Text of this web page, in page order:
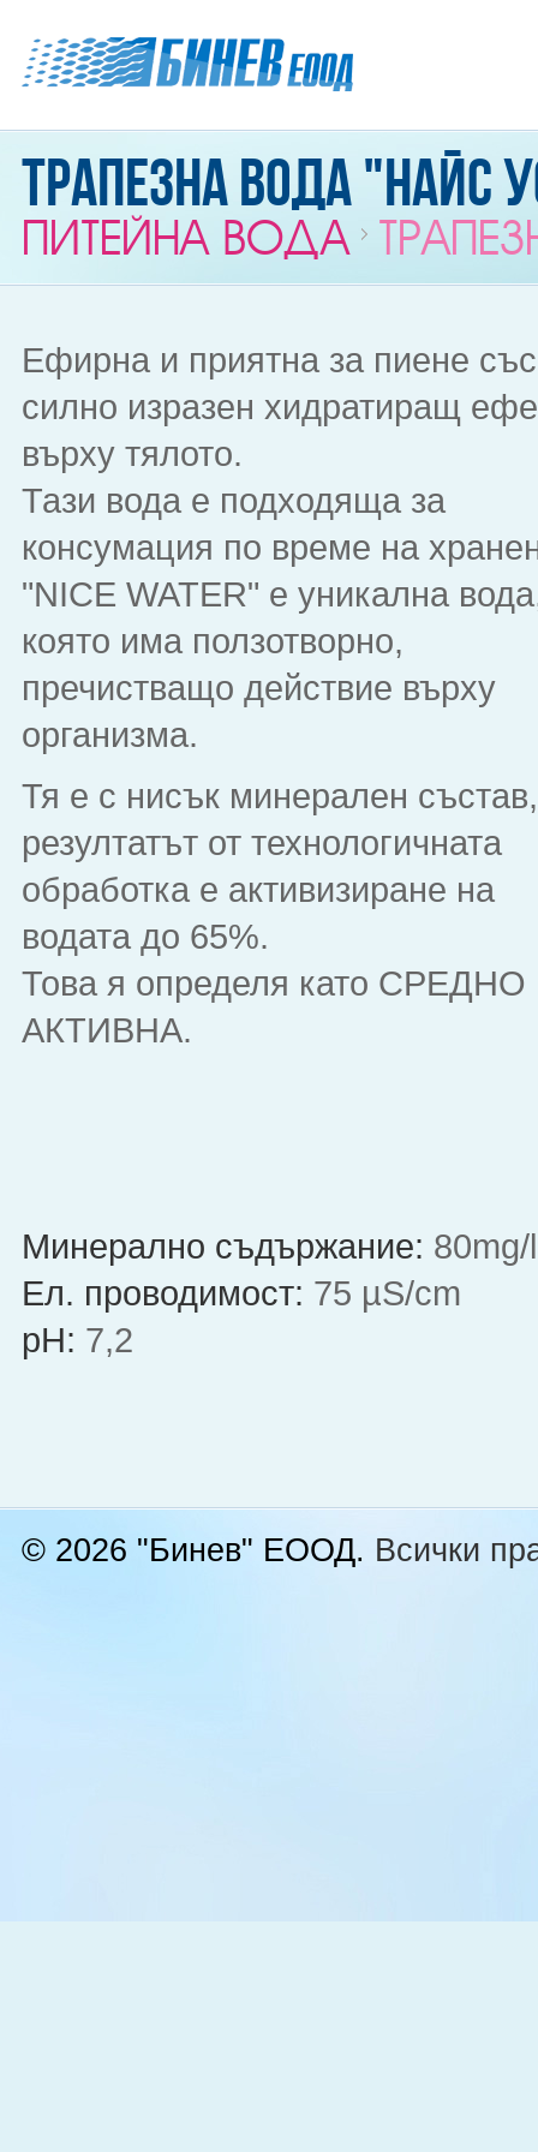
Трапезна вода "Найс
ПИТЕЙНА ВОДА
Eфирна и приятна за пиене със
силно изразен хидратиращ
върху тялото.
Тази вода е подходяща за
консумация по време на
"NICE WATER" е уникална
която има ползотворно,
пречистващо действие върху
организма.
Тя е с нисък минерален
резултатът от технологичната
обработка е активизиране на
водата до 65%.
Това я определя като СРЕДНО
АКТИВНА.
Минерално съдържание: 80mg/l
Eл. проводимост: 75 µS/cm
рН: 7,2
© 2026 "Бинев" ЕООД. Всички